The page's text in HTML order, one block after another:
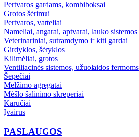
Pertvaros gardams, kombiboksai
Grotos šėrimui
Pertvaros, varteliai
Nameliai, angarai, aptvarai, lauko sistemos
Veterinariniai, sutramdymo ir kiti gardai
Girdyklos, šėryklos
Kilimėliai, grotos
Ventiliacinės sistemos, užuolaidos fermoms
Šepečiai
Melžimo agregatai
Mėšlo šalinimo skreperiai
Karučiai
Įvairūs
PASLAUGOS